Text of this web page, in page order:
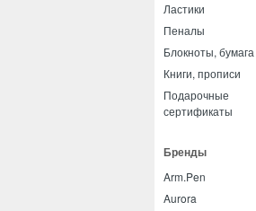
Ластики
Пеналы
Блокноты, бумага
Книги, прописи
Подарочные
сертификаты
Бренды
Arm.Pen
Aurora